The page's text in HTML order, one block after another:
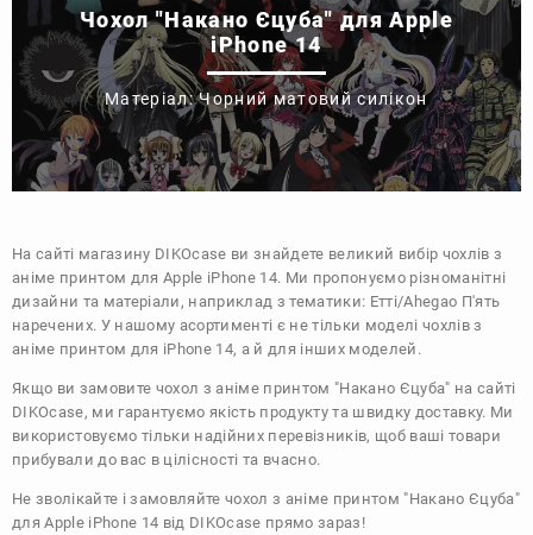
Чохол "Накано Єцуба" для Apple
iPhone 14
Матеріал: Чорний матовий силікон
На сайті магазину DIKOcase ви знайдете великий вибір чохлів з
аніме принтом для Apple iPhone 14. Ми пропонуємо різноманітні
дизайни та матеріали, наприклад з тематики: Етті/Ahegao П'ять
наречених. У нашому асортименті є не тільки моделі чохлів з
аніме принтом для iPhone 14, а й для інших моделей.
Якщо ви замовите чохол з аніме принтом "Накано Єцуба" на сайті
DIKOcase, ми гарантуємо якість продукту та швидку доставку. Ми
використовуємо тільки надійних перевізників, щоб ваші товари
прибували до вас в цілісності та вчасно.
Не зволікайте і замовляйте чохол з аніме принтом "Накано Єцуба"
для Apple iPhone 14 від DIKOcase прямо зараз!